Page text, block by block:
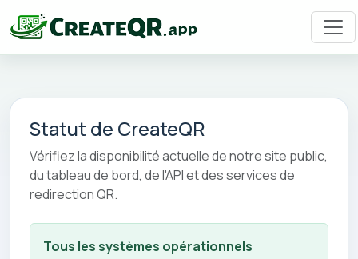
Statut de CreateQR
Vérifiez la disponibilité actuelle de notre site public,
du tableau de bord, de l'API et des services de
redirection QR.
Tous les systèmes opérationnels